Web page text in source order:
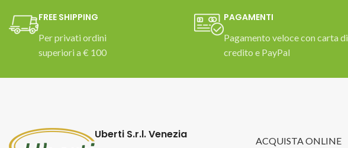
FREE SHIPPING
Per privati ordini
superiori a € 100
PAGAMENTI
Pagamento veloce con carta di
credito e PayPal
Uberti S.r.l. Venezia
ACQUISTA ONLINE